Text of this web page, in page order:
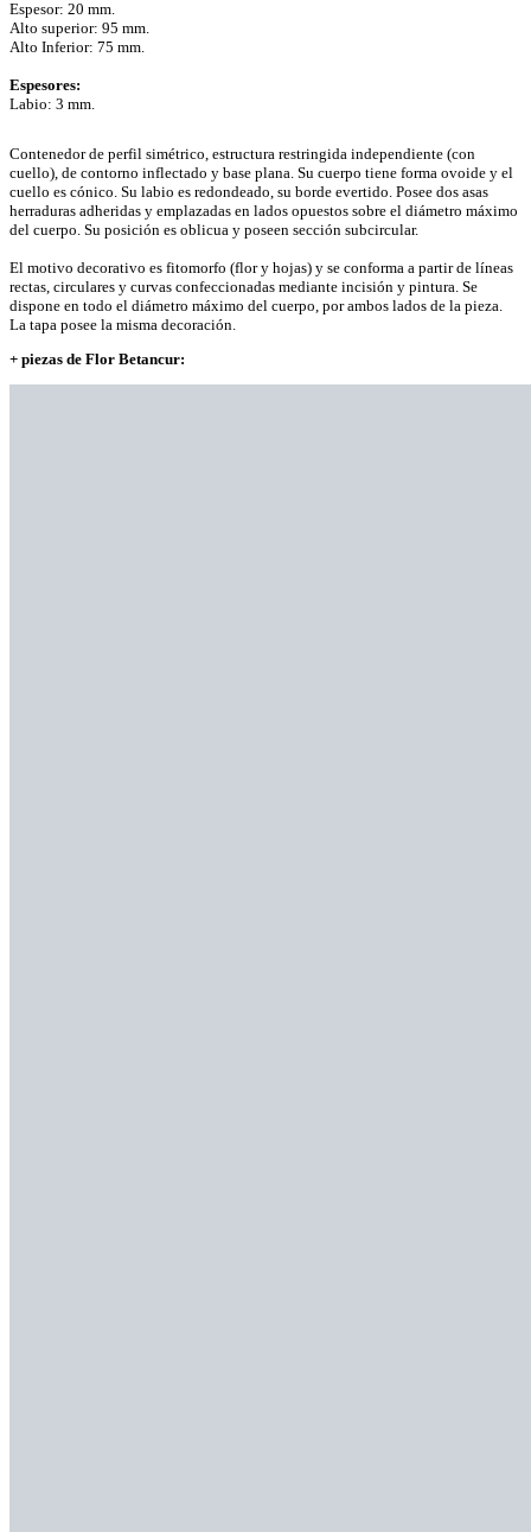
Espesor: 20 mm.
Alto superior: 95 mm.
Alto Inferior: 75 mm.
Espesores:
Labio: 3 mm.
Contenedor de perfil simétrico, estructura restringida independiente (con
cuello), de contorno inflectado y base plana. Su cuerpo tiene forma ovoide y el
cuello es cónico. Su labio es redondeado, su borde evertido. Posee dos asas
herraduras adheridas y emplazadas en lados opuestos sobre el diámetro máximo
del cuerpo. Su posición es oblicua y poseen sección subcircular.
El motivo decorativo es fitomorfo (flor y hojas) y se conforma a partir de líneas
rectas, circulares y curvas confeccionadas mediante incisión y pintura. Se
dispone en todo el diámetro máximo del cuerpo, por ambos lados de la pieza.
La tapa posee la misma decoración.
+ piezas de Flor Betancur: